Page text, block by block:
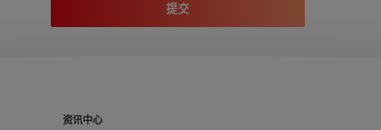
提交
资讯中心